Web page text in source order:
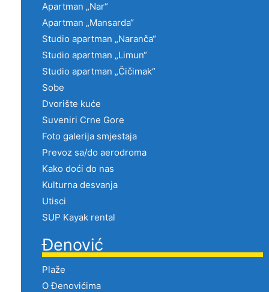
Apartman „Nar“
Apartman „Mansarda“
Studio apartman „Naranča“
Studio apartman „Limun“
Studio apartman „Čičimak“
Sobe
Dvorište kuće
Suveniri Crne Gore
Foto galerija smjestaja
Prevoz sa/do aerodroma
Kako doći do nas
Kulturna desvanja
Utisci
SUP Kayak rental
Đenović
Plaže
O Đenovićima